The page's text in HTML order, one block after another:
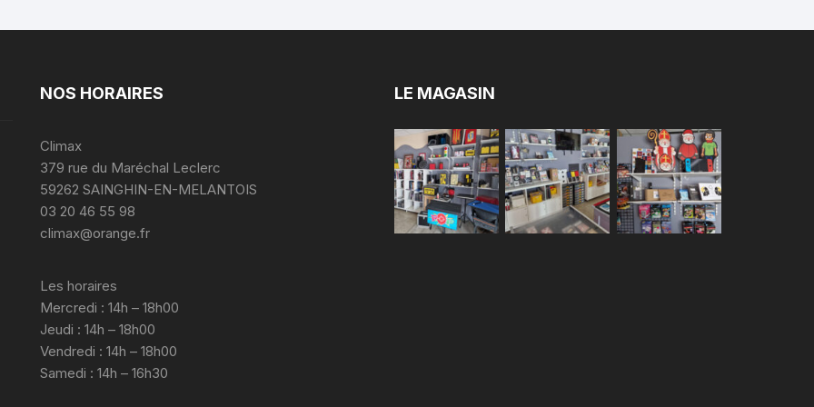
NOS HORAIRES
Climax
379 rue du Maréchal Leclerc
59262 SAINGHIN-EN-MELANTOIS
03 20 46 55 98
climax@orange.fr
Les horaires
Mercredi : 14h – 18h00
Jeudi : 14h – 18h00
Vendredi : 14h – 18h00
Samedi : 14h – 16h30
LE MAGASIN